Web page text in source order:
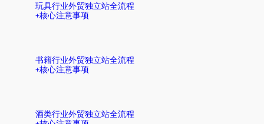
玩具行业外贸独立站全流程
+核心注意事项
书籍行业外贸独立站全流程
+核心注意事项
酒类行业外贸独立站全流程